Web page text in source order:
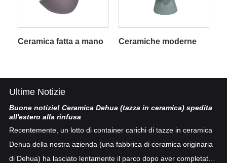
Ceramica fatta a mano Ceramiche moderne
Ultime Notizie
Buone notizie! Ceramica Dehua (tazza in ceramica) spedita
all'estero alla rinfusa
Recentemente, un lotto di container carichi di tazze in ceramica
Dehua della nostra azienda (una fabbrica di ceramica originaria
di Dehua) ha lasciato lentamente il parco dopo aver completato